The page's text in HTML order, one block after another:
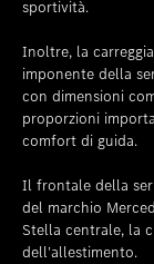
sportività.
Inoltre, la
imponente della
con dimensioni
proporzioni
comfort di guida.
Il frontale della
del marchio
Stella centrale, la
dell’allestimento.